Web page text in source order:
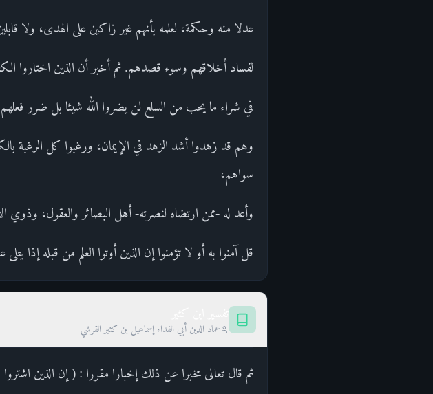
عدلا منه وحكمة، لعلمه بأنهم غير زاكين على الهدى، ولا
لفساد أخلاقهم وسوء قصدهم. ثم أخبر أن الذين اختاروا
في شراء ما يحب من السلع لن يضروا الله شيئا بل ضرر
وهم قد زهدوا أشد الزهد في الإيمان، ورغبوا كل الرغبة
سواهم،
وأعد له -ممن ارتضاه لنصرته- أهل البصائر والعقول، وذوي
قل آمنوا به أو لا تؤمنوا إن الذين أوتوا العلم من قبله إذا
عماد الدين أبي الفداء إسماعيل بن كثير القرشي
ثم قال تعالى مخبرا عن ذلك إخبارا مقررا : ( إن الذين